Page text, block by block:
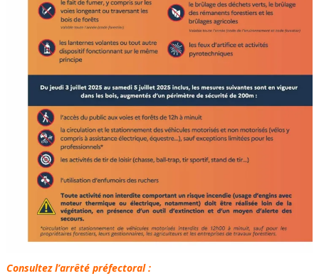
Consultez l’arrêté préfectoral :